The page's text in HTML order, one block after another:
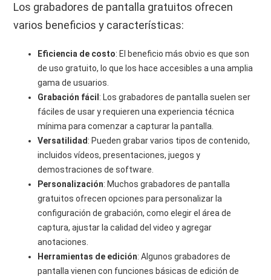
Los grabadores de pantalla gratuitos ofrecen
varios beneficios y características:
Eficiencia de costo: El beneficio más obvio es que son
de uso gratuito, lo que los hace accesibles a una amplia
gama de usuarios.
Grabación fácil : Los grabadores de pantalla suelen ser
fáciles de usar y requieren una experiencia técnica
mínima para comenzar a capturar la pantalla.
Versatilidad : Pueden grabar varios tipos de contenido,
incluidos vídeos, presentaciones, juegos y
demostraciones de software.
Personalización: Muchos grabadores de pantalla
gratuitos ofrecen opciones para personalizar la
configuración de grabación, como elegir el área de
captura, ajustar la calidad del video y agregar
anotaciones.
Herramientas de edición: Algunos grabadores de
pantalla vienen con funciones básicas de edición de